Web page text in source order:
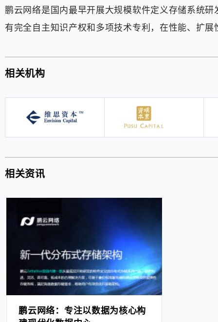
鹏云网络是国内最早开展大规模软件定义存储系统
有完全自主知识产权和多项技术专利，在性能、扩
相关机构
相关资讯
鹏云网络：专注以数据为核心构